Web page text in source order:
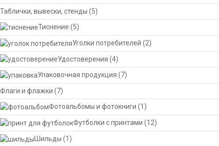
Таблички, вывески, стенды (5)
Тиснение (5)
Уголки потребителей (2)
Удостоверения (4)
Упаковочная продукция (7)
Флаги и флажки (7)
Фотоальбомы и фотокниги (1)
Футболки с принтами (12)
Шильды (1)